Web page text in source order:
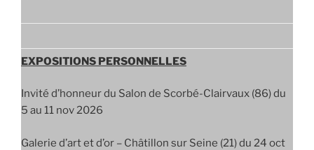
EXPOSITIONS PERSONNELLES
Invité d’honneur du Salon de Scorbé-Clairvaux (86) du
5 au 11 nov 2026
Galerie d’art et d’or – Châtillon sur Seine (21) du 24 oct